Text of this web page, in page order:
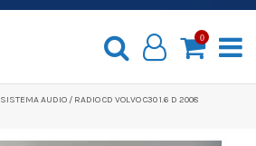
0
SISTEMA AUDIO / RADIO CD VOLVO C30 1.6 D 2008